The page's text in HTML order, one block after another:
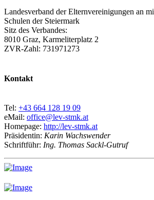
Landesverband der Elternvereinigungen an
Schulen der Steiermark
Sitz des Verbandes:
8010 Graz, Karmeliterplatz 2
ZVR-Zahl: 731971273
Kontakt
Tel: +43 664 128 19 09
eMail: office@lev-stmk.at
Homepage: http://lev-stmk.at
Präsidentin: Karin Wachswender
Schriftführ: Ing. Thomas Sackl-Gutruf